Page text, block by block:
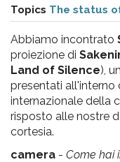
pr
e
Topics The status
Abbiamo incontrato
proiezione di
Land of Silence),
presentati all'interno
internazionale della
risposto alle nostre
cortesia.
camera - Come hai